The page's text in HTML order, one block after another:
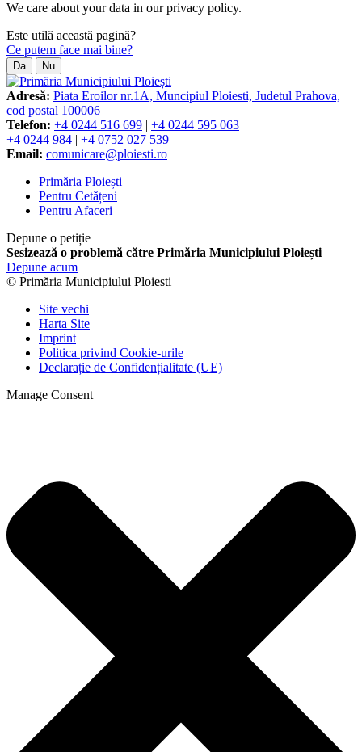
We care about your data in our privacy policy.
Este utilă această pagină?
Ce putem face mai bine?
Da Nu
Adresă: Piata Eroilor nr.1A, Muncipiul Ploiesti, Judetul Prahova,
cod postal 100006
Telefon: +4 0244 516 699
+4 0244 595 063
+4 0244 984
+4 0752 027 539
Email: comunicare@ploiesti.ro
Primăria Ploiești
Pentru Cetățeni
Pentru Afaceri
Depune o petiție
Sesizează o problemă către Primăria Municipiului Ploiești
Depune acum
© Primăria Municipiului Ploiesti
Site vechi
Harta Site
Imprint
Politica privind Cookie-urile
Declarație de Confidențialitate (UE)
Manage Consent